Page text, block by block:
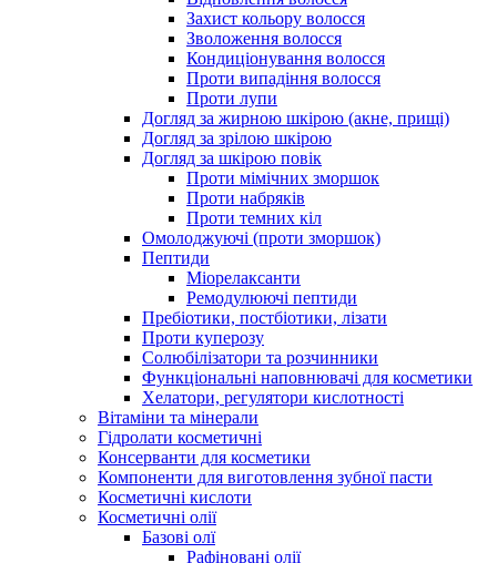
Захист кольору волосся
Зволоження волосся
Кондиціонування волосся
Проти випадіння волосся
Проти лупи
Догляд за жирною шкірою (акне, прищі)
Догляд за зрілою шкірою
Догляд за шкірою повік
Проти мімічних зморшок
Проти набряків
Проти темних кіл
Омолоджуючі (проти зморшок)
Пептиди
Міорелаксанти
Ремодулюючі пептиди
Пребіотики, постбіотики, лізати
Проти куперозу
Солюбілізатори та розчинники
Функціональні наповнювачі для косметики
Хелатори, регулятори кислотності
Вітаміни та мінерали
Гідролати косметичні
Консерванти для косметики
Компоненти для виготовлення зубної пасти
Косметичні кислоти
Косметичні олії
Базові олї
Рафіновані олії